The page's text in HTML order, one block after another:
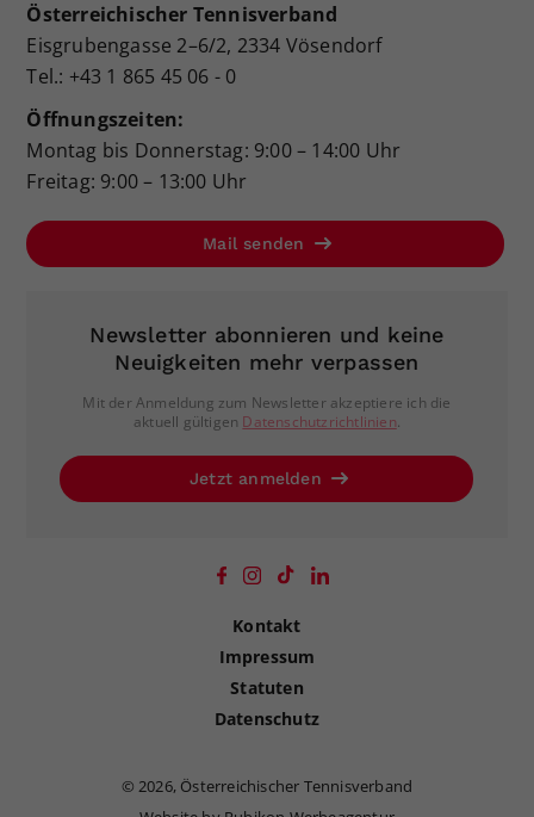
Österreichischer Tennisverband
Eisgrubengasse 2–6/2, 2334 Vösendorf
Tel.: +43 1 865 45 06 - 0
Öffnungszeiten:
Montag bis Donnerstag: 9:00 – 14:00 Uhr
Freitag: 9:00 – 13:00 Uhr
Mail senden
Newsletter abonnieren und keine
Neuigkeiten mehr verpassen
Mit der Anmeldung zum Newsletter akzeptiere ich die
aktuell gültigen Datenschutzrichtlinien.
Jetzt anmelden
Kontakt
Impressum
Statuten
Datenschutz
©2026, Österreichischer Tennisverband